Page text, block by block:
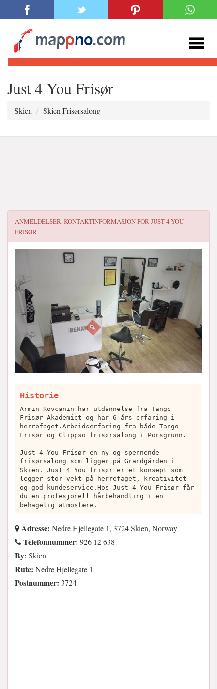
Just 4 You Frisør
Skien Skien Frisørsalong
ANMELDELSER, KONTAKTINFORMASJON FORJUST 4 YOU
FRISØR
Historie
Armin Rovcanin har utdannelse fra Tango
Frisør Akademiet og har 6 års erfaring i
herrefaget.Arbeidserfaring fra både Tango
Frisør og Clippso frisørsalong i Porsgrunn.
Just 4 You Frisør en ny og spennende
frisørsalong som ligger på Grandgården i
Skien. Just 4 You frisør er et konsept som
legger stor vekt på herrefaget, kreativitet
og god kundeservice.Hos Just 4 You Frisør får
du en profesjonell hårbehandling i en
behagelig atmosfære.
Adresse: Nedre Hjellegate 1, 3724 Skien, Norway
Telefonnummer: 926 12 638
By: Skien
Rute: Nedre Hjellegate 1
Postnummer: 3724